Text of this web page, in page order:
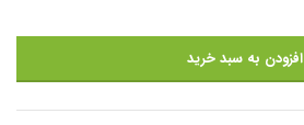
افزودن به سبد خرید